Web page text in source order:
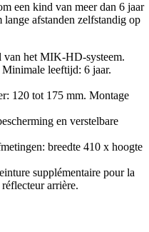
een kind van meer dan 6 jaar
afstanden zelfstandig op
van het MIK-HD-systeem.
leeftijd: 6 jaar.
120 tot 175 mm. Montage
en verstelbare
breedte 410 x hoogte
supplémentaire pour la
arrière.